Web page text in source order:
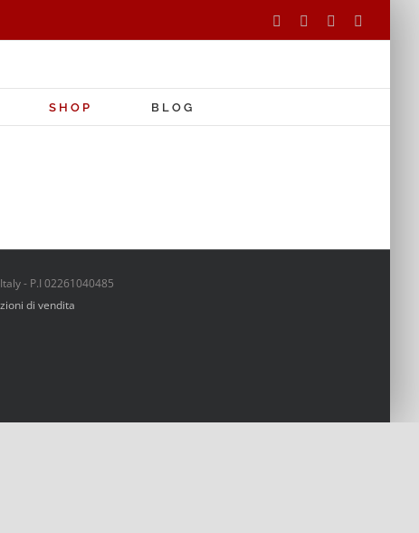
FacebookInstagramTripadvisor
SHOP BLOG
- P.I 02261040485
di vendita